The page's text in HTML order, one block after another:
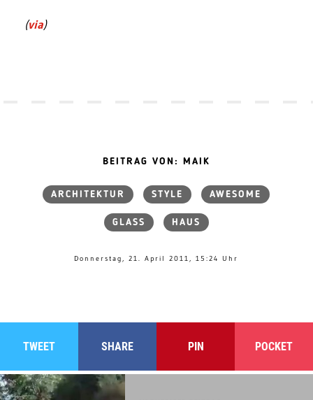
(via)
BEITRAG VON: MAIK
ARCHITEKTUR STYLE AWESOME
GLASS HAUS
Donnerstag, 21. April 2011, 15:24 Uhr
TWEET SHARE PIN POCKET